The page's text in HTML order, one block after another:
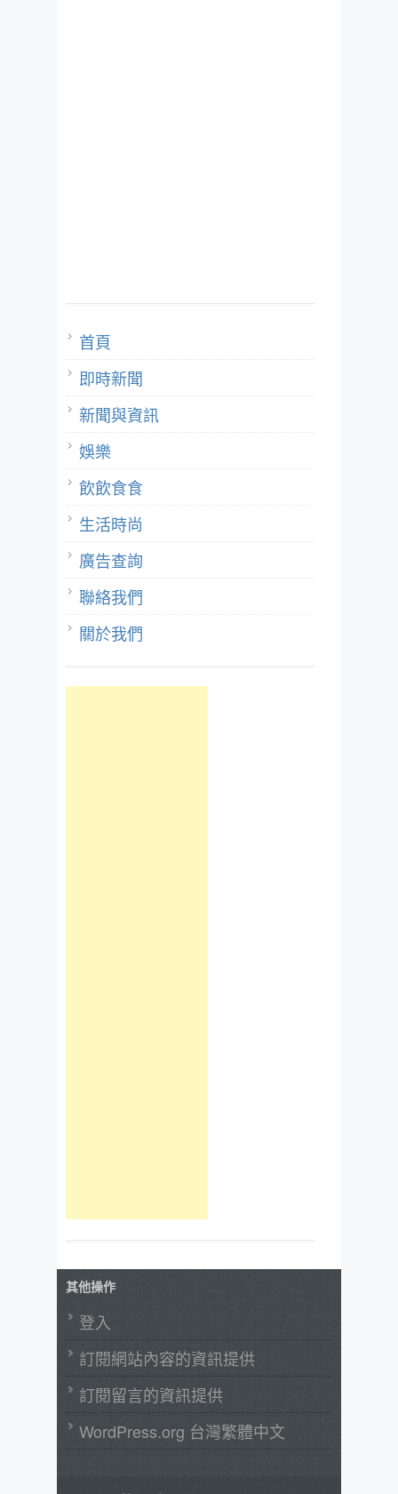
首頁
即時新聞
新聞與資訊
娛樂
飲飲食食
生活時尚
廣告查詢
聯絡我們
關於我們
其他操作
登入
訂閱網站內容的資訊提供
訂閱留言的資訊提供
WordPress.org 台灣繁體中文